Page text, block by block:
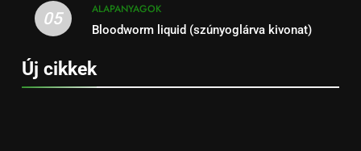
05
ALAPANYAGOK
Bloodworm liquid (szúnyoglárva kivonat)
Új cikkek